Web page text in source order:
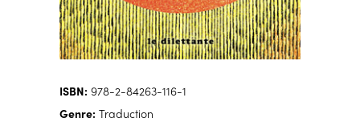
ISBN: 978-2-84263-116-1
Genre: Traduction